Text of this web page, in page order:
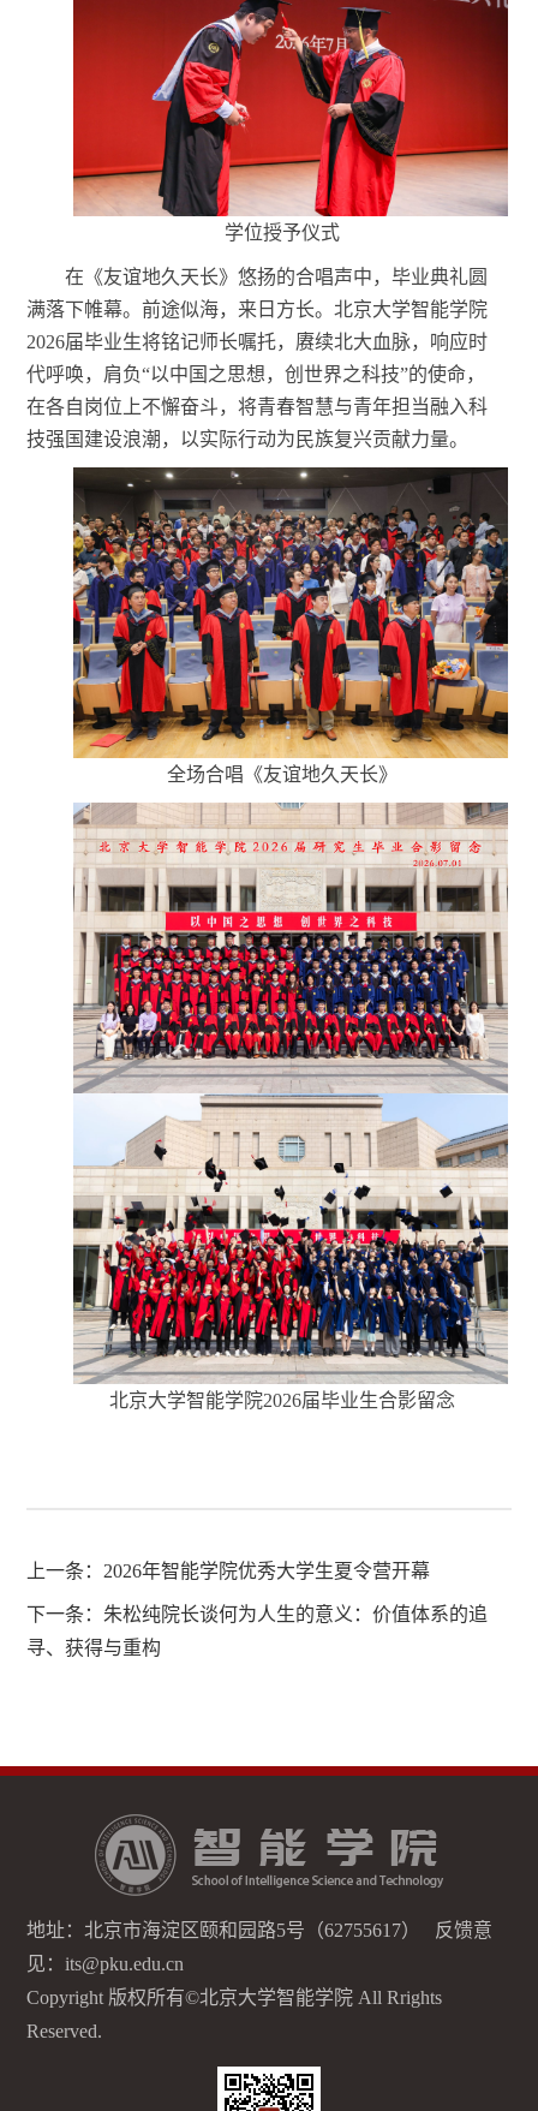
学位授予仪式
在《友谊地久天长》悠扬的合唱声中，毕业典礼圆
满落下帷幕。前途似海，来日方长。北京大学智能学院
2026届毕业生将铭记师长嘱托，赓续北大血脉，响应时
代呼唤，肩负“以中国之思想，创世界之科技”的使命，
在各自岗位上不懈奋斗，将青春智慧与青年担当融入科
技强国建设浪潮，以实际行动为民族复兴贡献力量。
全场合唱《友谊地久天长》
北京大学智能学院2026届毕业生合影留念
上一条： 2026年智能学院优秀大学生夏令营开幕
下一条： 朱松纯院长谈何为人生的意义：价值体系的追
寻、获得与重构
地址：北京市海淀区颐和园路5号（62755617） 反馈意
见：its@pku.edu.cn
Copyright 版权所有©北京大学智能学院 All Rrights
Reserved.